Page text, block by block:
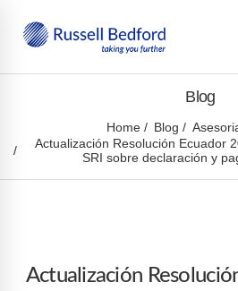
Blog
Home Blog
Actualización Resolución Ecuador
SRI sobre declaración y
Actualización